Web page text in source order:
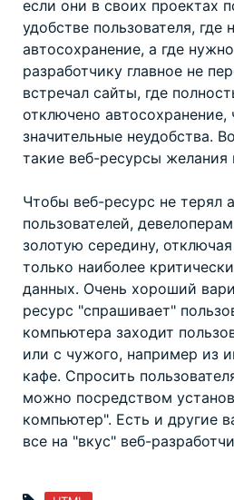
если они в своих проектах
удобстве пользователя, где
автосохранение, а где
разработчику главное не
встречал сайты, где
отключено автосохранение,
значительные неудобства.
такие веб-ресурсы желания
Чтобы веб-ресурс не терял
пользователей,
золотую середину,
только наиболее
данных. Очень хороший
ресурс "спрашивает"
компьютера заходит
или с чужого, например из
кафе. Спросить
можно посредством
компьютер". Есть и другие
все на "вкус" веб-